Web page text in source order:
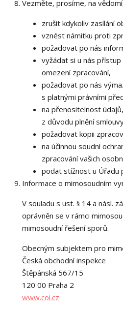
Vezměte, prosíme, na
zrušit kdykoliv zasílání
vznést námitku proti
požadovat po nás
vyžádat si u nás
omezení zpracování,
požadovat po nás
s platnými právními
na přenositelnost
z důvodu plnění
požadovat kopii
na účinnou soudní
zpracování vašich
podat stížnost u Úřadu
Informace o mimosoudním
V souladu s ust. § 14 a násl.
oprávněn se v rámci
mimosoudní řešení sporů.
Obecným subjektem pro
Česká obchodní inspekce
Štěpánská 567/15
120 00 Praha 2
www.coi.cz